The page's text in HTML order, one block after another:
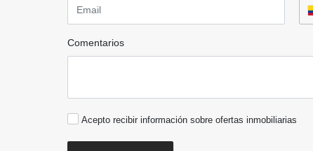
Comentarios
Acepto recibir información sobre ofertas inmobiliarias